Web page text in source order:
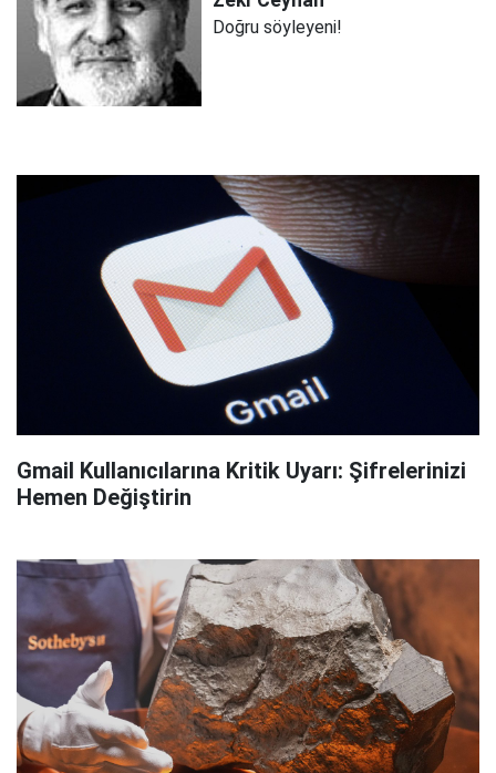
Doğru söyleyeni!
Gmail Kullanıcılarına Kritik Uyarı: Şifrelerinizi
Hemen Değiştirin